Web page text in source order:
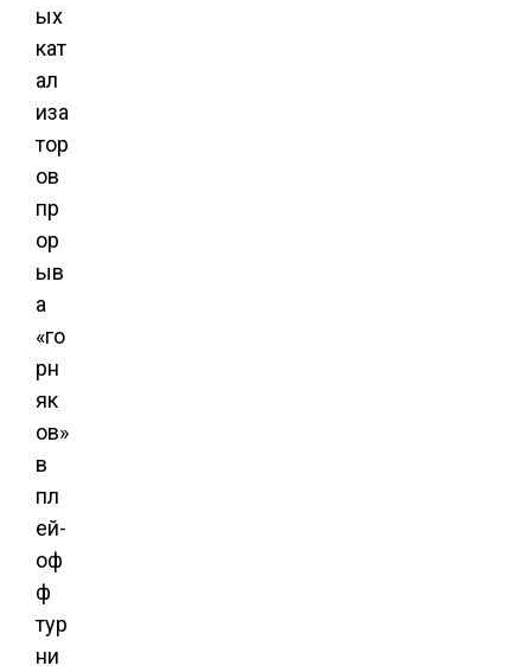
ых
кат
ал
иза
тор
ов
пр
ор
ыв
а
«го
рн
як
ов»
в
пл
ей-
оф
ф
тур
ни